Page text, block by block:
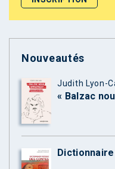
Nouveautés
Judith Lyon-
« Balzac